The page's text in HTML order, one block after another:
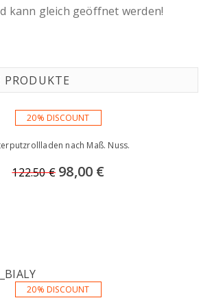
kann gleich geöffnet werden!
20% DISCOUNT
nach Maß. Nuss.
122.50 € 98,00 €
20% DISCOUNT